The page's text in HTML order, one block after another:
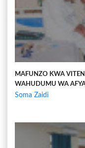
MAFUNZO KWA
WAHUDUMU WA
Soma Zaidi